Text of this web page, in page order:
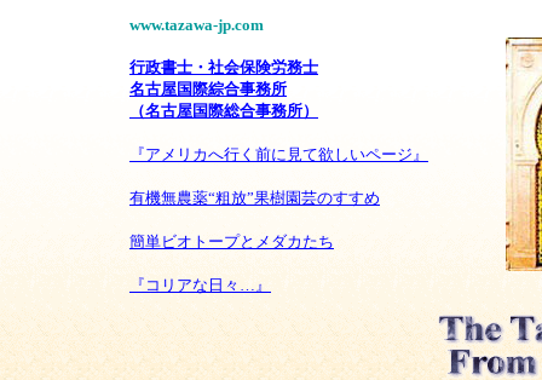
www.tazawa-jp.com
行政書士・社会保険労務士
名古屋国際綜合事務所
（名古屋国際総合事務所）
『アメリカへ行く前に見て欲しいページ』
有機無農薬“粗放”果樹園芸のすすめ
簡単ビオトープとメダカたち
『コリアな日々…』